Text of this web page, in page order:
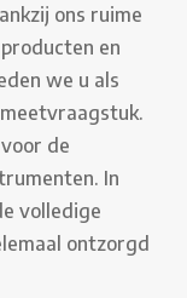
ons ruime
en
we u als
de
In
volledige
ontzorgd